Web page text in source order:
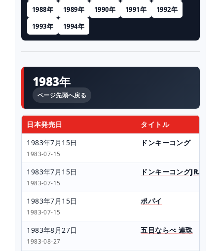
1988年
1989年 1990年 1991年
1992年
1993年
1994年
1983年
ページ先頭へ戻る
日本発売日
タイトル
1983年7月15日
1983-07-15
ドンキーコング
1983年7月15日
1983-07-15
ドンキーコングJR.
1983年7月15日
1983-07-15
ポパイ
1983年8月27日
1983-08-27
五目ならべ 連珠